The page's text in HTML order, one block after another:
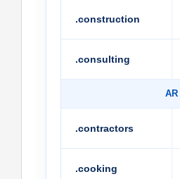
.construction
.consulting
AR
.contractors
.cooking